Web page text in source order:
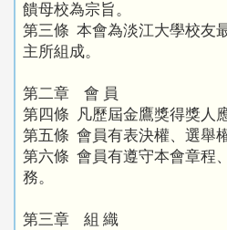
饋母校為宗旨。
第三條 本會為淡江大學校友
主所組成。
第二章 會 員
第四條 凡歷屆金鷹獎得獎人
第五條 會員有表決權、選舉
第六條 會員有遵守本會章程
務。
第三章 組 織